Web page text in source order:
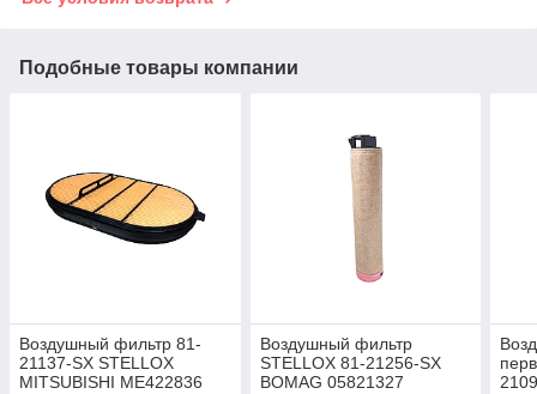
Подобные товары компании
Воздушный фильтр 81-
21137-SX STELLOX
MITSUBISHI ME422836
Воздушный фильтр
STELLOX 81-21256-SX
BOMAG 05821327